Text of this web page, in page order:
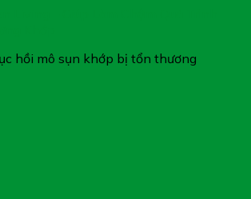
hồi mô sụn khớp bị tổn thương